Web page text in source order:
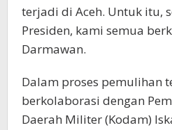
terjadi di Aceh. Untuk itu,
Presiden, kami semua
Darmawan.
Dalam proses pemulihan
berkolaborasi dengan
Daerah Militer (Kodam)